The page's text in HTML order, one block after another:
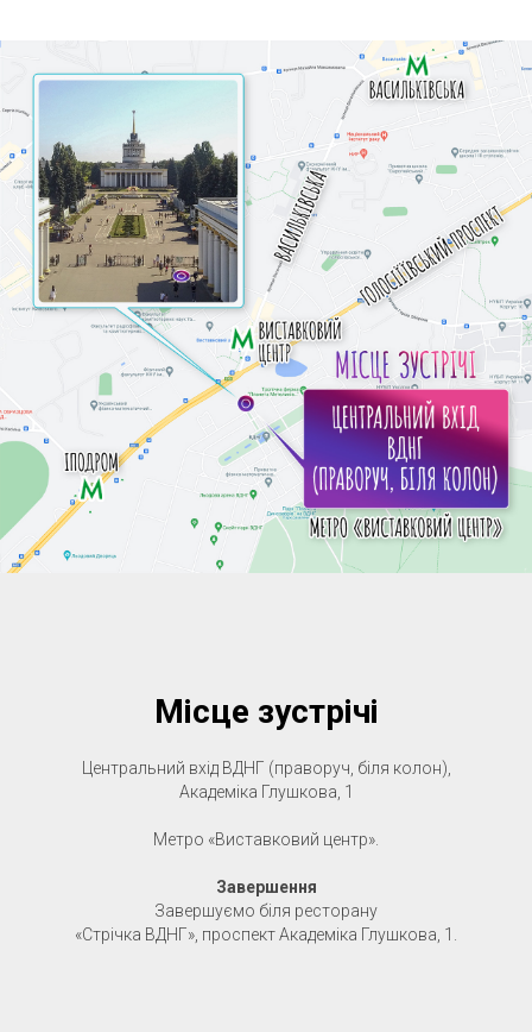
Місце зустрічі
Центральний вхід ВДНГ (праворуч, біля колон),
Академіка Глушкова, 1
Метро «Виставковий центр».
Завершення
Завершуємо біля ресторану
«Стрічка ВДНГ», проспект Академіка Глушкова, 1.